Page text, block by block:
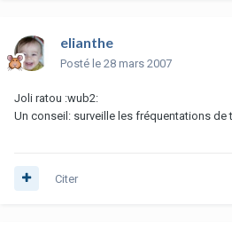
elianthe
Posté le 28 mars 2007
Joli ratou :wub2:
Un conseil: surveille les fréquentations de
Citer